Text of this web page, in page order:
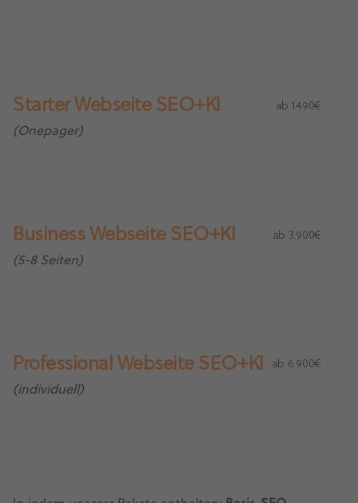
Starter Webseite SEO+KI ab 1.490€
(Onepager)
Business Webseite SEO+KI ab 3.900€
(5-8 Seiten)
Professional Webseite SEO+KI ab 6.900€
(individuell)